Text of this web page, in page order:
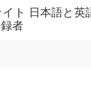
ト 日本語と
者